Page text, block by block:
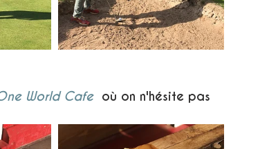
World Cafe
  où on n'hésite pas